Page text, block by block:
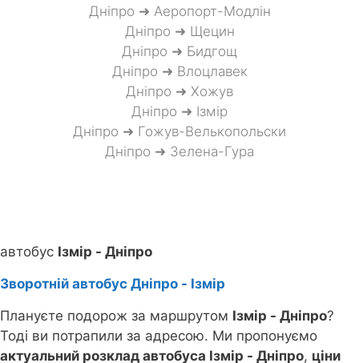
Дніпро ➜ Аеропорт-Модлін
Дніпро ➜ Щецин
Дніпро ➜ Бидгощ
Дніпро ➜ Влоцлавек
Дніпро ➜ Хожув
Дніпро ➜ Ізмір
Дніпро ➜ Гожув-Велькопольски
Дніпро ➜ Зелена-Гура
автобус Ізмір - Дніпро
Зворотній автобус Дніпро - Ізмір
Плануєте подорож за маршрутом Ізмір - Дніпро?
Тоді ви потрапили за адресою. Ми пропонуємо
актуальний розклад автобуса Ізмір - Дніпро, ціни